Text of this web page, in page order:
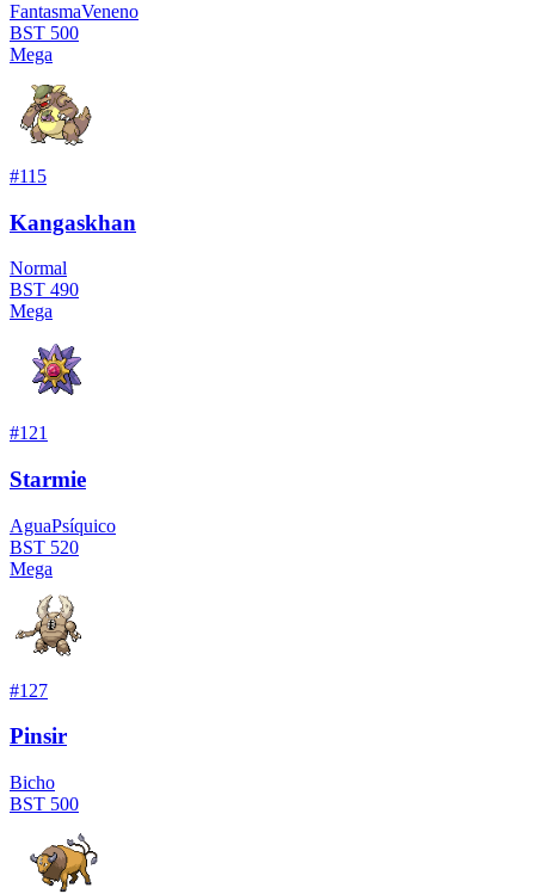
FantasmaVeneno
BST 500
Mega
#115
Kangaskhan
Normal
BST 490
Mega
#121
Starmie
AguaPsíquico
BST 520
Mega
#127
Pinsir
Bicho
BST 500